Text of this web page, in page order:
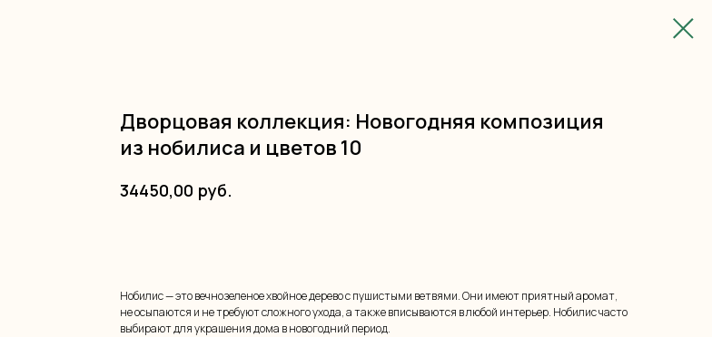
Дворцовая коллекция: Новогодняя композиция
из нобилиса и цветов 10
34450,00 руб.
Нобилис — это вечнозеленое хвойное дерево с пушистыми ветвями. Они имеют приятный аромат,
не осыпаются и не требуют сложного ухода, а также вписываются в любой интерьер. Нобилис часто
выбирают для украшения дома в новогодний период.